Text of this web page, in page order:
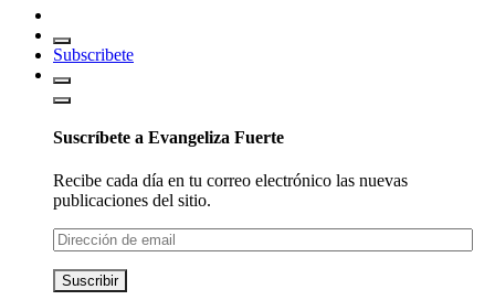
Subscribete
Suscríbete a Evangeliza Fuerte
Recibe cada día en tu correo electrónico las nuevas
publicaciones del sitio.
Dirección
de
email
Suscribir